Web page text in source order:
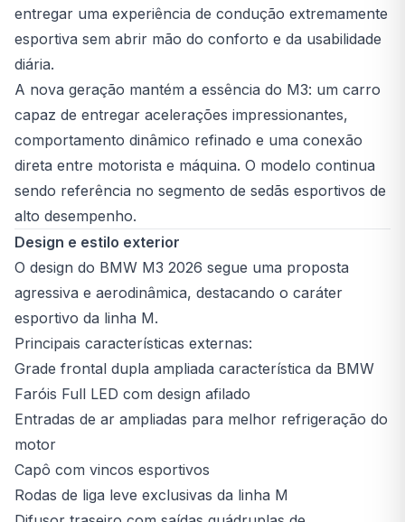
entregar uma experiência de condução extremamente
esportiva sem abrir mão do conforto e da usabilidade
diária.
A nova geração mantém a essência do M3: um carro
capaz de entregar acelerações impressionantes,
comportamento dinâmico refinado e uma conexão
direta entre motorista e máquina. O modelo continua
sendo referência no segmento de sedãs esportivos de
alto desempenho.
Design e estilo exterior
O design do BMW M3 2026 segue uma proposta
agressiva e aerodinâmica, destacando o caráter
esportivo da linha M.
Principais características externas:
Grade frontal dupla ampliada característica da BMW
Faróis Full LED com design afilado
Entradas de ar ampliadas para melhor refrigeração do
motor
Capô com vincos esportivos
Rodas de liga leve exclusivas da linha M